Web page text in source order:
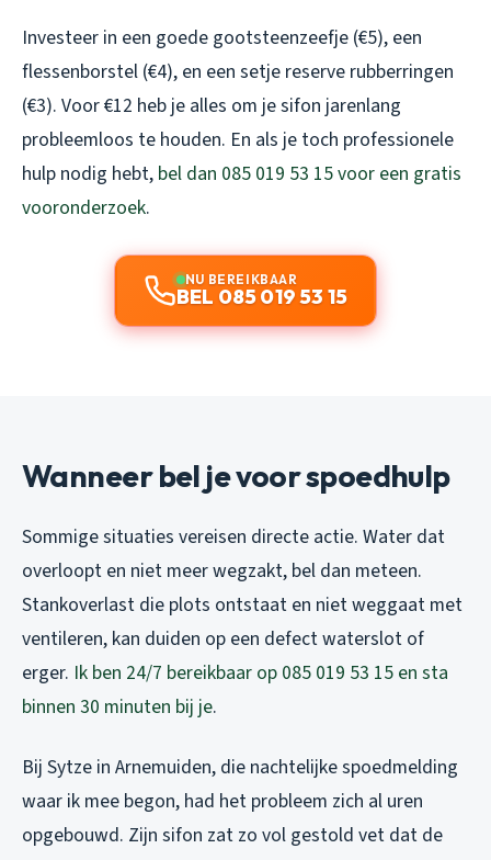
Investeer in een goede gootsteenzeefje (€5), een
flessenborstel (€4), en een setje reserve rubberringen
(€3). Voor €12 heb je alles om je sifon jarenlang
probleemloos te houden. En als je toch professionele
hulp nodig hebt, bel dan 085 019 53 15 voor een gratis
vooronderzoek.
NU BEREIKBAAR
BEL 085 019 53 15
Wanneer bel je voor spoedhulp
Sommige situaties vereisen directe actie. Water dat
overloopt en niet meer wegzakt, bel dan meteen.
Stankoverlast die plots ontstaat en niet weggaat met
ventileren, kan duiden op een defect waterslot of
erger. Ik ben 24/7 bereikbaar op 085 019 53 15 en sta
binnen 30 minuten bij je.
Bij Sytze in Arnemuiden, die nachtelijke spoedmelding
waar ik mee begon, had het probleem zich al uren
opgebouwd. Zijn sifon zat zo vol gestold vet dat de